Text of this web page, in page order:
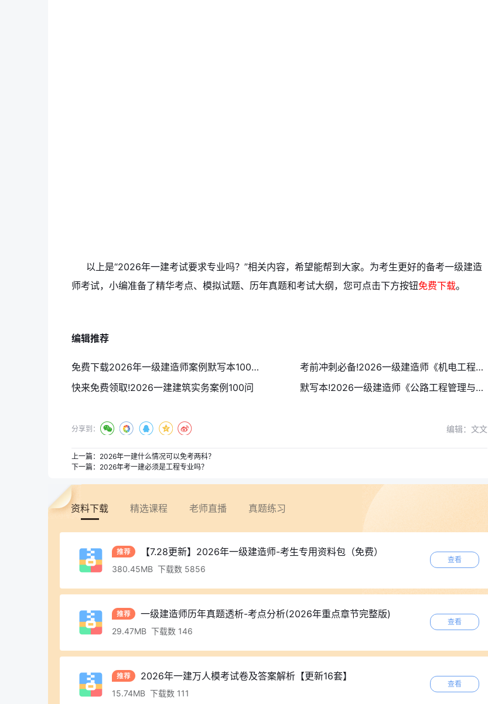
以上是“2026年一建考试要求专业吗？”相关内容，希望能帮到大家。 为考生更好的备考一级建造
师考试，小编准备了精华考点、模拟试题、历年真题和考试大纲，您可点击下方按钮免费下载。
编辑推荐
免费下载2026年一级建造师案例默写本100问，搞懂它，精准抢分
考前冲刺必备!2026一级建造师《机电工程管理与实务》案例100问
快来免费领取!2026一建建筑实务案例100问
默写本!2026一级建造师《公路工程管理与实务》案例100问
分享到： 编辑：文文
上一篇： 2026年一建什么情况可以免考两科？
下一篇： 2026年考一建必须是工程专业吗？
资料下载 精选课程 老师直播 真题练习
【7.28更新】2026年一级建造师-考生专用资料包（免费）
380.45MB 下载数 5856
查看
一级建造师历年真题透析-考点分析(2026年重点章节完整版)
29.47MB 下载数 146
查看
2026年一建万人模考试卷及答案解析【更新16套】
15.74MB 下载数 111
查看